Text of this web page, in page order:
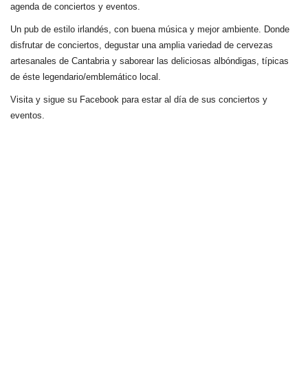
agenda de conciertos y eventos.
Un pub de estilo irlandés, con buena música y mejor ambiente. Donde
disfrutar de conciertos, degustar una amplia variedad de cervezas
artesanales de Cantabria y saborear las deliciosas albóndigas, típicas
de éste legendario/emblemático local.
Visita y sigue su Facebook para estar al día de sus conciertos y
eventos.